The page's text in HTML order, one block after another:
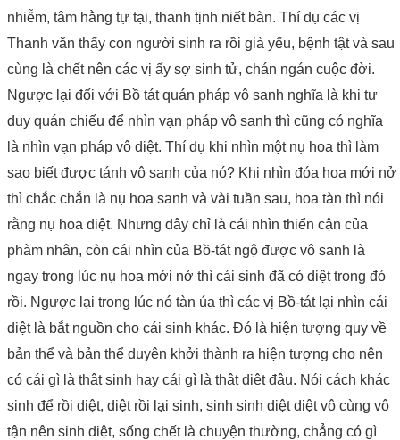
nhiễm, tâm hằng tự tại, thanh tịnh niết bàn. Thí dụ các vị
Thanh văn thấy con người sinh ra rồi già yếu, bệnh tật và sau
cùng là chết nên các vị ấy sợ sinh tử, chán ngán cuộc đời.
Ngược lại đối với Bồ tát quán pháp vô sanh nghĩa là khi tư
duy quán chiếu để nhìn vạn pháp vô sanh thì cũng có nghĩa
là nhìn vạn pháp vô diệt. Thí dụ khi nhìn một nụ hoa thì làm
sao biết được tánh vô sanh của nó? Khi nhìn đóa hoa mới nở
thì chắc chắn là nụ hoa sanh và vài tuần sau, hoa tàn thì nói
rằng nụ hoa diệt. Nhưng đây chỉ là cái nhìn thiển cận của
phàm nhân, còn cái nhìn của Bồ-tát ngộ được vô sanh là
ngay trong lúc nụ hoa mới nở thì cái sinh đã có diệt trong đó
rồi. Ngược lại trong lúc nó tàn úa thì các vị Bồ-tát lại nhìn cái
diệt là bắt nguồn cho cái sinh khác. Đó là hiện tượng quy về
bản thể và bản thể duyên khởi thành ra hiện tượng cho nên
có cái gì là thật sinh hay cái gì là thật diệt đâu. Nói cách khác
sinh để rồi diệt, diệt rồi lại sinh, sinh sinh diệt diệt vô cùng vô
tận nên sinh diệt, sống chết là chuyện thường, chẳng có gì